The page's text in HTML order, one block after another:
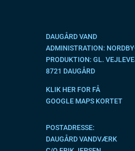
DAUGÅRD VAND
ADMINISTRATION:
PRODUKTION: GL.
8721 DAUGÅRD
KLIK HER FOR FÅ
GOOGLE MAPS KORTET
POSTADRESSE:
DAUGÅRD VANDVÆRK